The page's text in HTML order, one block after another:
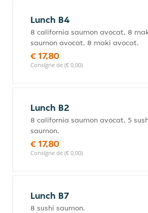
Lunch B4
8 california saumon avocat, 8
saumon avocat, 8 maki avocat.
€ 17,80
Consigne de (€ 0,00)
Lunch B2
8 california saumon avocat, 5
saumon.
€ 17,80
Consigne de (€ 0,00)
Lunch B7
8 sushi saumon.